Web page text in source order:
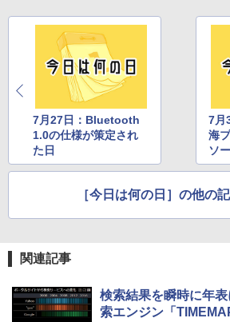
7月27日：Bluetooth
1.0の仕様が策定され
た日
7月
海
ソ
た
［今日は何の日］の他の
関連記事
検索結果を瞬時に年
索エンジン「